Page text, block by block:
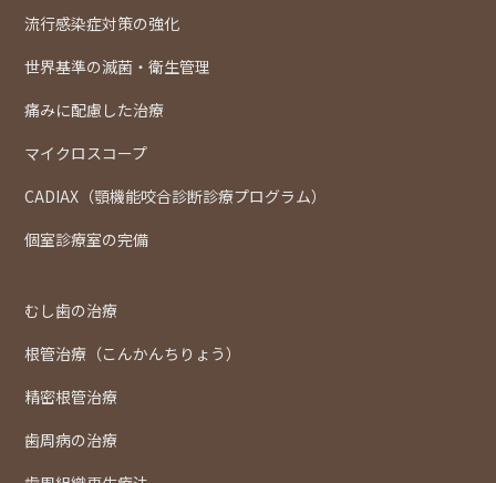
流行感染症対策の強化
世界基準の滅菌・衛生管理
痛みに配慮した治療
マイクロスコープ
CADIAX（顎機能咬合診断診療プログラム）
個室診療室の完備
むし歯の治療
根管治療（こんかんちりょう）
精密根管治療
歯周病の治療